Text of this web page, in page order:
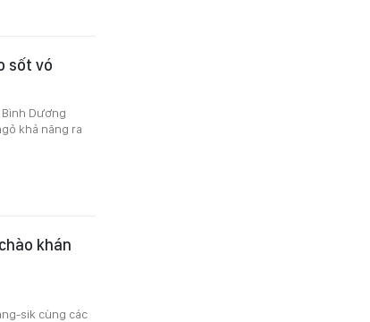
sốt vó
Dương
khả năng ra
khán
sik cùng các